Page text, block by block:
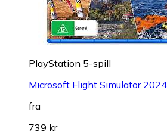
PlayStation 5-spill
Microsoft Flight Simulator
fra
739 kr